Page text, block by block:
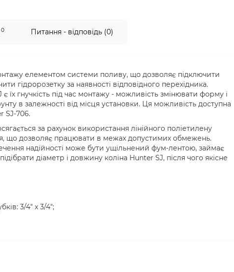
0 Питання - відповідь (0)
елементом системи поливу, що дозволяє підключити
гідророзетку за наявності відповідного перехідника.
їх гнучкість під час монтажу - можливість змінювати форму і
в залежності від місця установки. Ця можливість доступна
SJ-706.
за рахунок використання лінійного поліетилену
що дозволяє працювати в межах допустимих обмежень.
надійності може бути ущільнений фум-лентою, займає
діаметр і довжину коліна Hunter SJ, після чого якісне
3/4" х 3/4";